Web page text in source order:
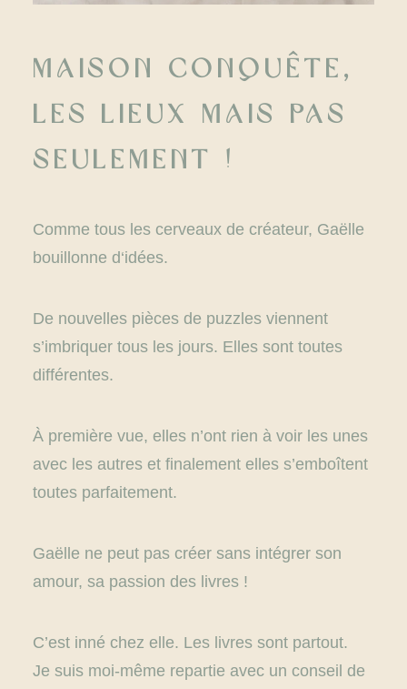
Maison Conquête,
les lieux mais pas
seulement !
Comme tous les cerveaux de créateur, Gaëlle
bouillonne d‘idées.
De nouvelles pièces de puzzles viennent
s’imbriquer tous les jours. Elles sont toutes
différentes.
À première vue, elles n’ont rien à voir les unes
avec les autres et finalement elles s’emboîtent
toutes parfaitement.
Gaëlle ne peut pas créer sans intégrer son
amour, sa passion des livres !
C’est inné chez elle. Les livres sont partout.
Je suis moi-même repartie avec un conseil de